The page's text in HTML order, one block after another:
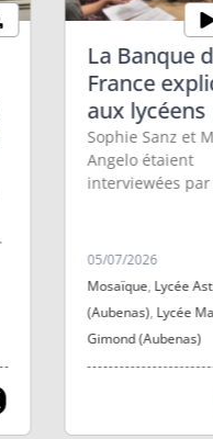
La Banque
France
aux lycéens
Sophie Sanz et
Angelo étaient
interviewées par
05/07/2026
Mosaïque, Lycée
(Aubenas), Lycée
Gimond (Aubenas)